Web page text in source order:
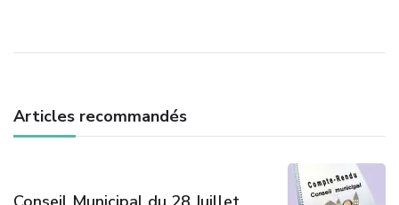
Articles recommandés